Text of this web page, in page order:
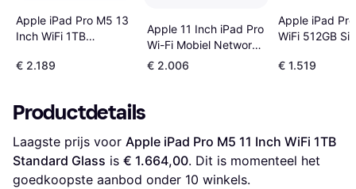
Apple iPad Pro M5 13
Inch WiFi 1TB
€ 2.189
Apple 11 Inch iPad Pro
Wi-Fi Mobiel Network
1TB
€ 2.006
Apple iPad
WiFi 512GB
€ 1.519
Productdetails
Laagste prijs voor Apple iPad Pro M5 11 Inch WiFi 1TB
Standard Glass is € 1.664,00. Dit is momenteel het
goedkoopste aanbod onder 10 winkels.